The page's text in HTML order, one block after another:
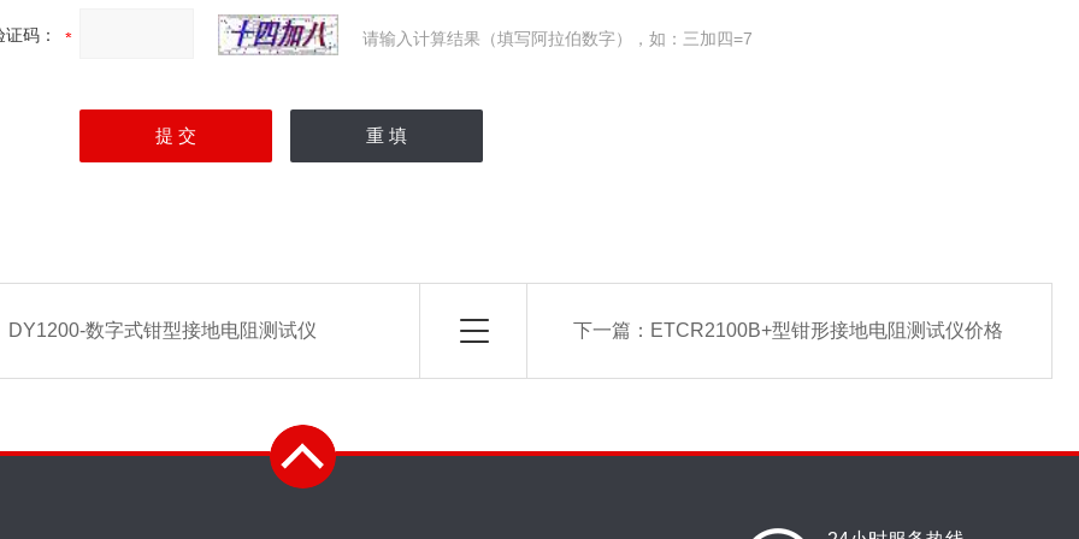
证码： 请输入计算结果（填写阿拉伯数字），如：三加四=7
DY1200-数字式钳型接地电阻测试仪 下一篇： ETCR2100B+型钳形接地电阻测试仪价格